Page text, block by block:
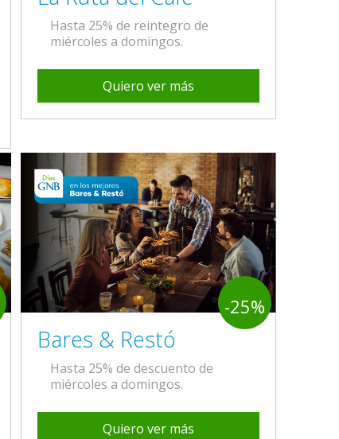
Hasta 25% de reintegro de
miércoles a domingos.
Quiero ver más
-25%
Bares & Restó
Hasta 25% de descuento de
miércoles a domingos.
Quiero ver más